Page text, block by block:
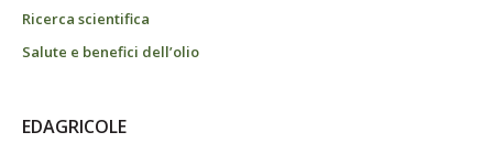
Ricerca scientifica
Salute e benefici dell’olio
EDAGRICOLE